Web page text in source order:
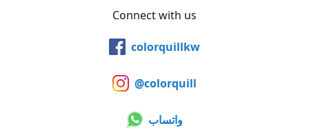
Connect with us
colorquillkw
@colorquill
واتساب